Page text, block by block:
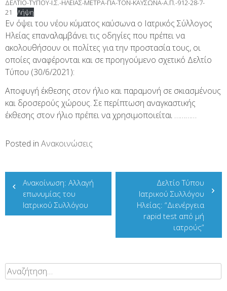
ΔΕΛΤΙΟ-ΤΥΠΟΥ-Ι.Σ.-ΗΛΕΙΑΣ-ΜΕΤΡΑ-ΓΙΑ-ΤΟΝ-ΚΑΥΣΩΝΑ-Α.Π.-912-28-7-
21
Λήψη
Εν όψει του νέου κύματος καύσωνα ο Ιατρικός Σύλλογος
Ηλείας επαναλαμβάνει τις οδηγίες που πρέπει να
ακολουθήσουν οι πολίτες για την προστασία τους, οι
οποίες αναφέρονται και σε προηγούμενο σχετικό Δελτίο
Τύπου (30/6/2021):
Αποφυγή έκθεσης στον ήλιο και παραμονή σε σκιασμένους
και δροσερούς χώρους. Σε περίπτωση αναγκαστικής
έκθεσης στον ήλιο πρέπει να χρησιμοποιείται …………
Posted in Ανακοινώσεις
Πλοήγηση
άρθρων
Ανακοίνωση: Αλλαγή
επωνυμίας του
Ιατρικού Συλλόγου
Δελτίο Τύπου
Ιατρικού Συλλόγου
Ηλείας: “Διενέργεια
rapid test από μή
ιατρούς”
Αναζήτηση
για: